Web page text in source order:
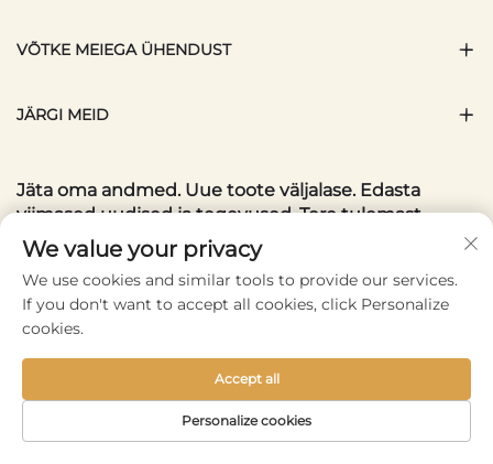
VÕTKE MEIEGA ÜHENDUST
JÄRGI MEID
Jäta oma andmed. Uue toote väljalase. Edasta
viimased uudised ja tegevused. Tere tulemast
aruteluks.
Teie e-posti aadress
Subscribe
We value your privacy
We use cookies and similar tools to provide our services.
If you don't want to accept all cookies, click Personalize
cookies.
Personalize cookies
Accept all